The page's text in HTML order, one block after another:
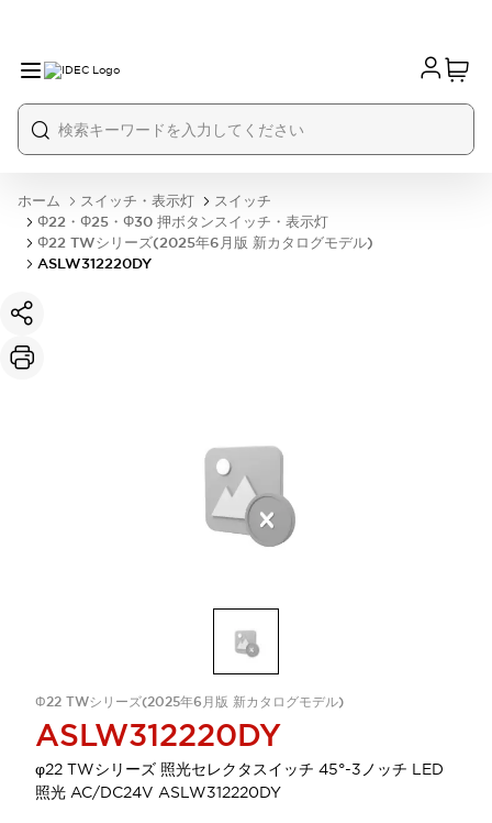
ホーム スイッチ・表示灯
スイッチ
Φ22・Φ25・Φ30 押ボタンスイッチ・表示灯
Φ22 TWシリーズ(2025年6月版 新カタログモデル)
ASLW312220DY
Φ22 TWシリーズ(2025年6月版 新カタログモデル)
ASLW312220DY
φ22 TWシリーズ 照光セレクタスイッチ 45°-3ノッチ LED
照光 AC/DC24V ASLW312220DY